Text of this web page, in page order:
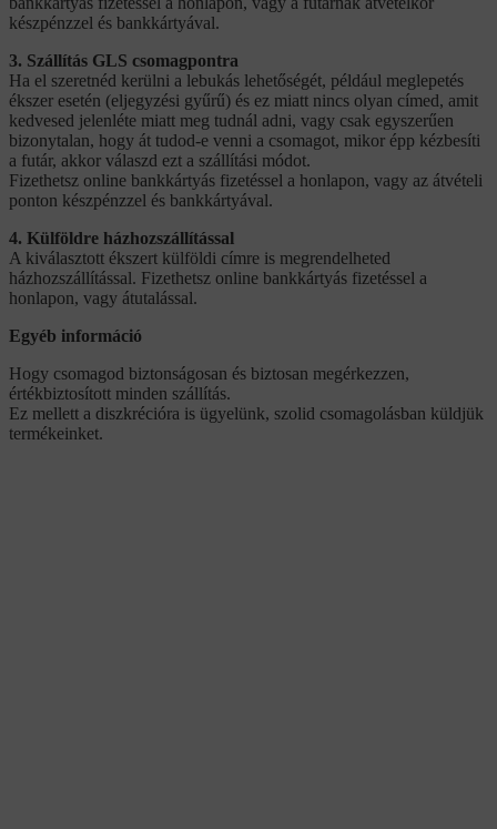
készpénzzel és bankkártyával.
3. Szállítás GLS csomagpontra
Ha el szeretnéd kerülni a lebukás lehetőségét, például meglepetés
ékszer esetén (eljegyzési gyűrű) és ez miatt nincs olyan címed, amit
kedvesed jelenléte miatt meg tudnál adni, vagy csak egyszerűen
bizonytalan, hogy át tudod-e venni a csomagot, mikor épp kézbesíti
a futár, akkor válaszd ezt a szállítási módot.
Fizethetsz online bankkártyás fizetéssel a honlapon, vagy az átvételi
ponton készpénzzel és bankkártyával.
4. Külföldre házhozszállítással
A kiválasztott ékszert külföldi címre is megrendelheted
házhozszállítással. Fizethetsz online bankkártyás fizetéssel a
honlapon, vagy átutalással.
Egyéb információ
Hogy csomagod biztonságosan és biztosan megérkezzen,
értékbiztosított minden szállítás.
Ez mellett a diszkrécióra is ügyelünk, szolid csomagolásban küldjük
termékeinket.